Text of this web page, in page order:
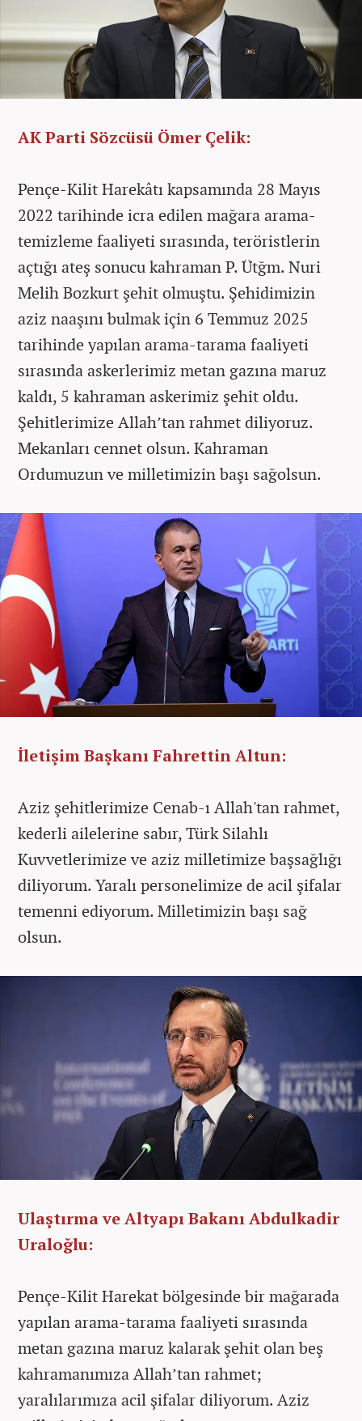
AK Parti Sözcüsü Ömer Çelik:
Pençe-Kilit Harekâtı kapsamında 28 Mayıs
2022 tarihinde icra edilen mağara arama-
temizleme faaliyeti sırasında, teröristlerin
açtığı ateş sonucu kahraman P. Ütğm. Nuri
Melih Bozkurt şehit olmuştu. Şehidimizin
aziz naaşını bulmak için 6 Temmuz 2025
tarihinde yapılan arama-tarama faaliyeti
sırasında askerlerimiz metan gazına maruz
kaldı, 5 kahraman askerimiz şehit oldu.
Şehitlerimize Allah’tan rahmet diliyoruz.
Mekanları cennet olsun. Kahraman
Ordumuzun ve milletimizin başı sağolsun.
İletişim Başkanı Fahrettin Altun:
Aziz şehitlerimize Cenab-ı Allah'tan rahmet,
kederli ailelerine sabır, Türk Silahlı
Kuvvetlerimize ve aziz milletimize başsağlığı
diliyorum. Yaralı personelimize de acil şifalar
temenni ediyorum. Milletimizin başı sağ
olsun.
Ulaştırma ve Altyapı Bakanı Abdulkadir
Uraloğlu:
Pençe-Kilit Harekat bölgesinde bir mağarada
yapılan arama-tarama faaliyeti sırasında
metan gazına maruz kalarak şehit olan beş
kahramanımıza Allah’tan rahmet;
yaralılarımıza acil şifalar diliyorum. Aziz